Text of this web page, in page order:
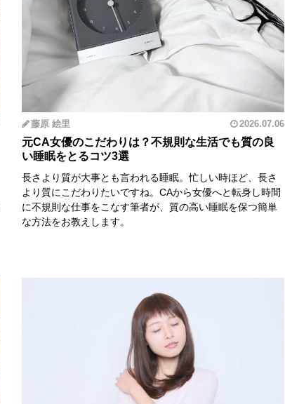
藤原 絵里 2026.07.06
元CA女優のこだわりは？不規則な生活でも質の良
い睡眠をとるコツ3選
長さより質が大事とも言われる睡眠。忙しい時ほど、長さ
より質にこだわりたいですね。CAから女優へと転身し時間
に不規則な仕事をこなす筆者が、質の高い睡眠を保つ簡単
な方法をお教えします。